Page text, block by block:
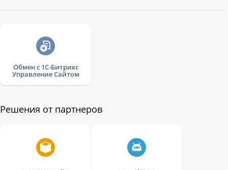
Обмен с 1С-Битрикс
Управление Сайтом
Решения от партнеров